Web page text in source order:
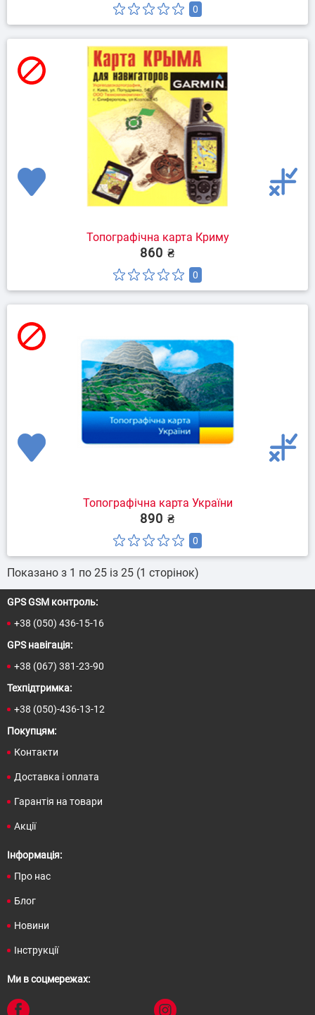
0
Топографічна карта Криму
860 ₴
0
Топографічна карта України
890 ₴
0
Показано з 1 по 25 із 25 (1 сторінок)